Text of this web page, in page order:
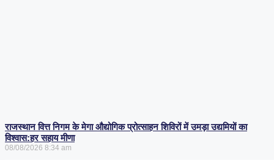
राजस्थान वित्त निगम के मेगा औद्योगिक प्रोत्साहन शिविरों में उमड़ा उद्यमियों का
विश्वास:हर सहाय मीणा
08/08/2026 8:34 am